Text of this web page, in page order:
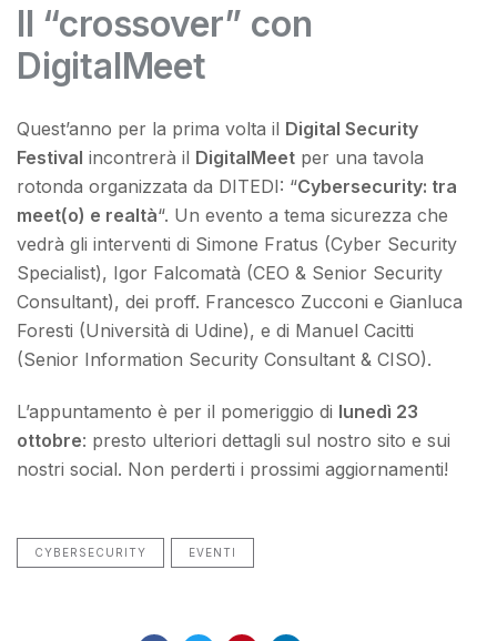
Il “crossover” con
DigitalMeet
Quest’anno per la prima volta il Digital Security
Festival incontrerà il DigitalMeet per una tavola
rotonda organizzata da DITEDI: “Cybersecurity: tra
meet(o) e realtà“. Un evento a tema sicurezza che
vedrà gli interventi di Simone Fratus (Cyber Security
Specialist), Igor Falcomatà (CEO & Senior Security
Consultant), dei proff. Francesco Zucconi e Gianluca
Foresti (Università di Udine), e di Manuel Cacitti
(Senior Information Security Consultant & CISO).
L’appuntamento è per il pomeriggio di lunedì 23
ottobre: presto ulteriori dettagli sul nostro sito e sui
nostri social. Non perderti i prossimi aggiornamenti!
CYBERSECURITY EVENTI